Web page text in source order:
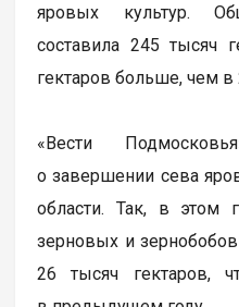
яровых культур.
составила 245 тысяч
гектаров больше, чем в
«Вести
о завершении сева
области. Так, в этом
зерновых и
26 тысяч гектаров,